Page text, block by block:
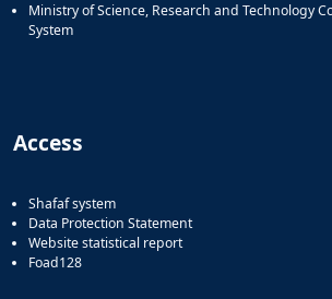
Ministry of Science, Research and Technology
System
Access
Shafaf system
Data Protection Statement
Website statistical report
Foad128